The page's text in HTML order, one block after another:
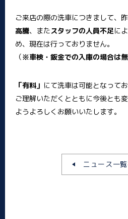
ご来店の際の洗車につきまして、昨
高騰、またスタッフの人員不足に
め、現在は行っておりません。
（※車検・鈑金での入庫の場合は
「有料」 にて洗車は可能となってお
ご理解いただくとともに今後とも
ようよろしくお願いいたします。
ニュース一